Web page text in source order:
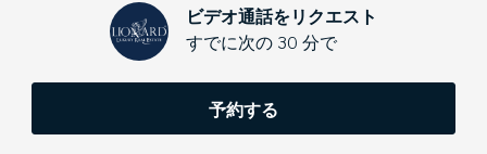
ビデオ通話をリクエスト
すでに次の 30 分で
予約する